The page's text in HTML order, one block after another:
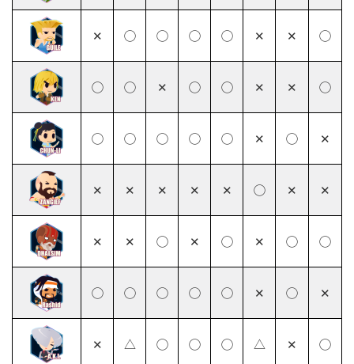
✕ ◯ ◯ ◯ ◯ ✕ ✕ ◯
◯ ◯ ✕ ◯ ◯ ✕ ✕ ◯
◯ ◯ ◯ ◯ ◯ ✕ ◯ ✕
✕ ✕ ✕ ✕ ✕ ◯ ✕ ✕
✕ ✕ ◯ ✕ ◯ ✕ ◯ ◯
◯ ◯ ◯ ◯ ◯ ✕ ◯ ✕
✕ △ ◯ ◯ ◯ △ ✕ ◯